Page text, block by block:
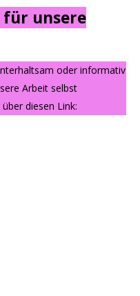
für unsere
oder informativ
Arbeit selbst
diesen Link: